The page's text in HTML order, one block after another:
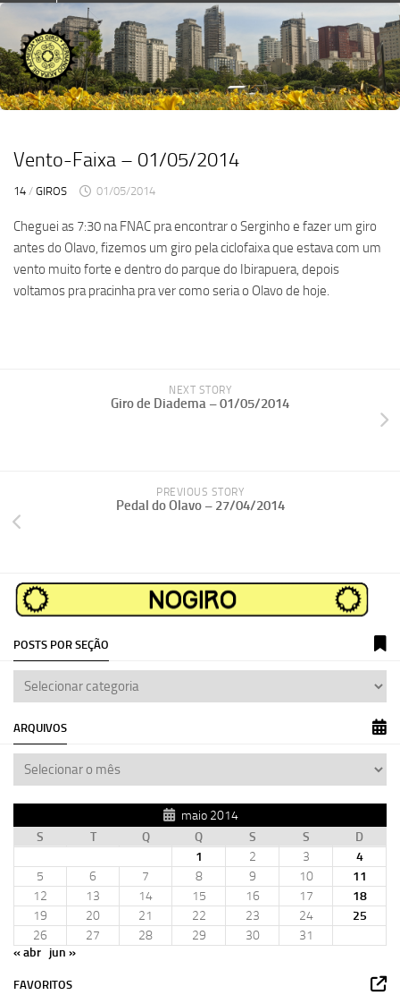
Skip
content
Vento-Faixa – 01/05/2014
14 / GIROS 01/05/2014
Cheguei as 7:30 na FNAC pra encontrar o Serginho e fazer um giro
antes do Olavo, fizemos um giro pela ciclofaixa que estava com um
vento muito forte e dentro do parque do Ibirapuera, depois
voltamos pra pracinha pra ver como seria o Olavo de hoje.
NEXT STORY
Giro de Diadema – 01/05/2014
PREVIOUS STORY
Pedal do Olavo – 27/04/2014
POSTS POR SEÇÃO
ARQUIVOS
maio 2014
S
T Q Q S S
D
1
2 3
4
5
6 7 8 9 10
11
12
13 14 15 16 17
18
19
20 21 22 23 24
25
26
27 28 29 30
31
« abr jun »
FAVORITOS